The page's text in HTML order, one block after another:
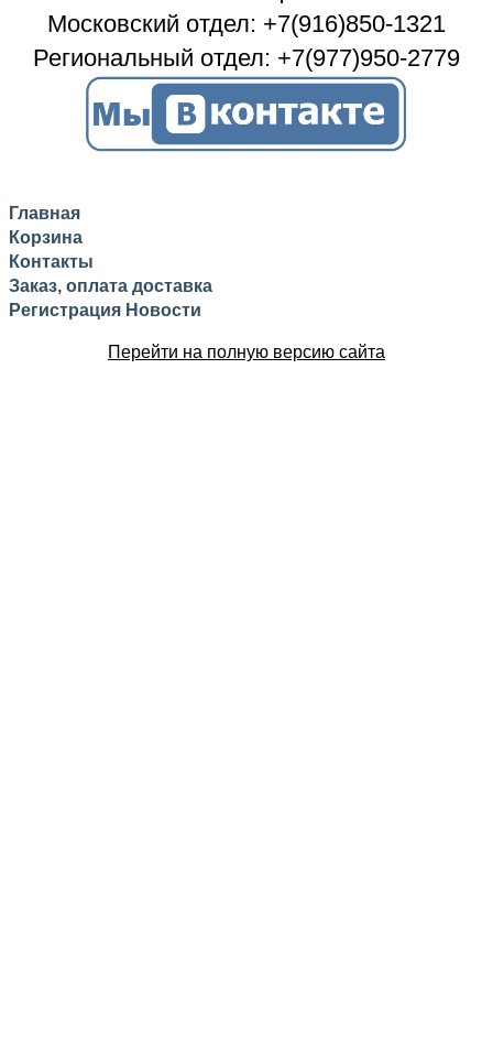
Московский отдел: +7(916)850-1321
Региональный отдел: +7(977)950-2779
Главная
Корзина
Контакты
Заказ, оплата доставка
Регистрация Новости
Перейти на полную версию сайта